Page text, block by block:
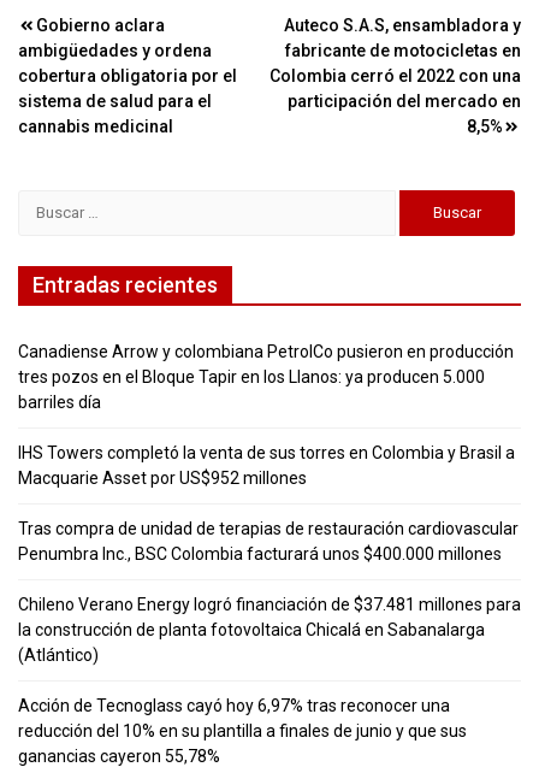
Navegación
de
entradas
Gobierno aclara
ambigüedades y ordena
cobertura obligatoria por el
sistema de salud para el
cannabis medicinal
Auteco S.A.S, ensambladora y
fabricante de motocicletas en
Colombia cerró el 2022 con una
participación del mercado en
8,5%
Entradas recientes
Canadiense Arrow y colombiana PetrolCo pusieron en producción
tres pozos en el Bloque Tapir en los Llanos: ya producen 5.000
barriles día
IHS Towers completó la venta de sus torres en Colombia y Brasil a
Macquarie Asset por US$952 millones
Tras compra de unidad de terapias de restauración cardiovascular
Penumbra Inc., BSC Colombia facturará unos $400.000 millones
Chileno Verano Energy logró financiación de $37.481 millones para
la construcción de planta fotovoltaica Chicalá en Sabanalarga
(Atlántico)
Acción de Tecnoglass cayó hoy 6,97% tras reconocer una
reducción del 10% en su plantilla a finales de junio y que sus
ganancias cayeron 55,78%